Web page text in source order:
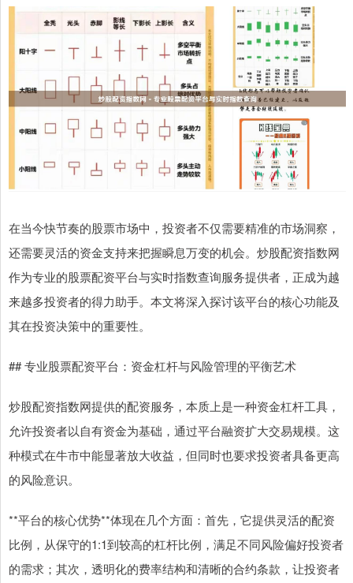
在当今快节奏的股票市场中，投资者不仅需要精准的市场洞察，
还需要灵活的资金支持来把握瞬息万变的机会。炒股配资指数网
作为专业的股票配资平台与实时指数查询服务提供者，正成为越
来越多投资者的得力助手。本文将深入探讨该平台的核心功能及
其在投资决策中的重要性。
## 专业股票配资平台：资金杠杆与风险管理的平衡艺术
炒股配资指数网提供的配资服务，本质上是一种资金杠杆工具，
允许投资者以自有资金为基础，通过平台融资扩大交易规模。这
种模式在牛市中能显著放大收益，但同时也要求投资者具备更高
的风险意识。
**平台的核心优势**体现在几个方面：首先，它提供灵活的配资
比例，从保守的1:1到较高的杠杆比例，满足不同风险偏好投资者
的需求；其次，透明化的费率结构和清晰的合约条款，让投资者